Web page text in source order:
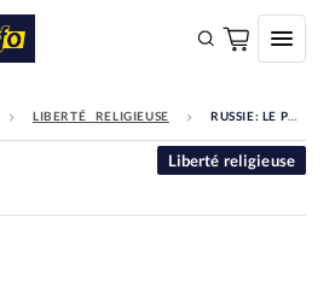
FAIRE UN DON
LIBERTÉ RELIGIEUSE RUSSIE: LE PRÉSIDENT POUTINE SIGNE LA LOI INTERDISANT L’ÉVANGÉLISATION
Liberté religieuse